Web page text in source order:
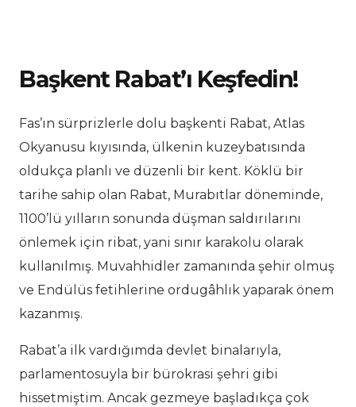
Başkent Rabat’ı Keşfedin!
Fas’ın sürprizlerle dolu başkenti Rabat, Atlas
Okyanusu kıyısında, ülkenin kuzeybatısında
oldukça planlı ve düzenli bir kent. Köklü bir
tarihe sahip olan Rabat, Murabıtlar döneminde,
1100’lü yılların sonunda düşman saldırılarını
önlemek için ribat, yani sınır karakolu olarak
kullanılmış. Muvahhidler zamanında şehir olmuş
ve Endülüs fetihlerine ordugâhlık yaparak önem
kazanmış.
Rabat’a ilk vardığımda devlet binalarıyla,
parlamentosuyla bir bürokrasi şehri gibi
hissetmiştim. Ancak gezmeye başladıkça çok